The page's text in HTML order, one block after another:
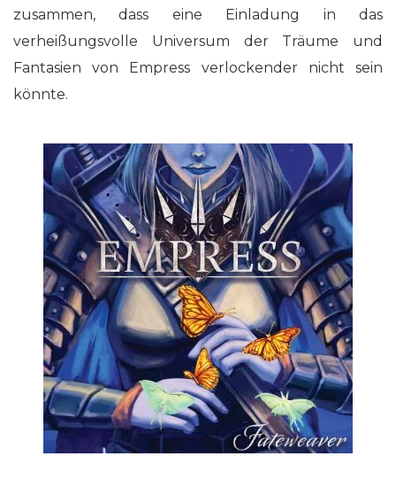
zusammen, dass eine Einladung in das
verheißungsvolle Universum der Träume und
Fantasien von Empress verlockender nicht sein
könnte.